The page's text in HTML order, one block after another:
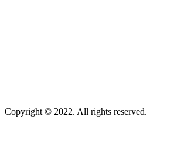
Copyright © 2022. All rights reserved.